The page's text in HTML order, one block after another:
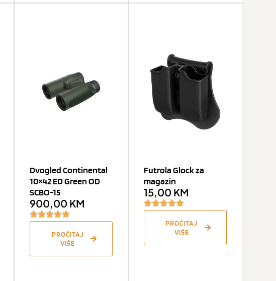
Dvogled Continental
10×42 ED Green OD
SCBO-15
900,00 KM
PROČITAJ
VIŠE
Futrola Glock za
magazin
15,00 KM
PROČITAJ
VIŠE